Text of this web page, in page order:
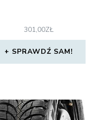
301,00ZŁ
SPRAWDŹ SAM!